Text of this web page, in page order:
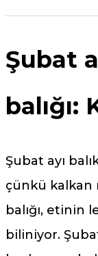
Şubat
balığı:
Şubat ayı
çünkü kalkan
balığı, etinin
biliniyor.